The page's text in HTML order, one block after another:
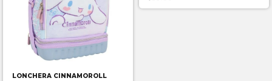
LONCHERA CINNAMOROLL